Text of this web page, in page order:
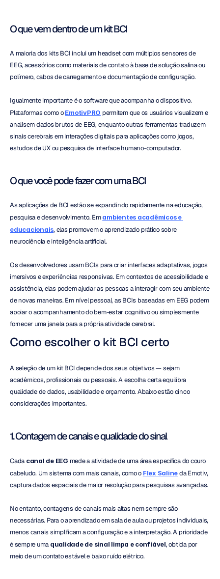
O que vem dentro de um kit BCI
A maioria dos kits BCI inclui um headset com múltiplos sensores de
EEG, acessórios como materiais de contato à base de solução salina ou
polímero, cabos de carregamento e documentação de configuração.
Igualmente importante é o software que acompanha o dispositivo.
Plataformas como o EmotivPRO permitem que os usuários visualizem e
analisem dados brutos de EEG, enquanto outras ferramentas traduzem
sinais cerebrais em interações digitais para aplicações como jogos,
estudos de UX ou pesquisa de interface humano-computador.
O que você pode fazer com uma BCI
As aplicações de BCI estão se expandindo rapidamente na educação,
pesquisa e desenvolvimento. Em ambientes acadêmicos e
educacionais, elas promovem o aprendizado prático sobre
neurociência e inteligência artificial.
Os desenvolvedores usam BCIs para criar interfaces adaptativas, jogos
imersivos e experiências responsivas. Em contextos de acessibilidade e
assistência, elas podem ajudar as pessoas a interagir com seu ambiente
de novas maneiras. Em nível pessoal, as BCIs baseadas em EEG podem
apoiar o acompanhamento do bem-estar cognitivo ou simplesmente
fornecer uma janela para a própria atividade cerebral.
Como escolher o kit BCI certo
A seleção de um kit BCI depende dos seus objetivos — sejam
acadêmicos, profissionais ou pessoais. A escolha certa equilibra
qualidade de dados, usabilidade e orçamento. Abaixo estão cinco
considerações importantes.
1. Contagem de canais e qualidade do sinal
Cada canal de EEG mede a atividade de uma área específica do couro
cabeludo. Um sistema com mais canais, como o Flex Saline da Emotiv,
captura dados espaciais de maior resolução para pesquisas avançadas.
No entanto, contagens de canais mais altas nem sempre são
necessárias. Para o aprendizado em sala de aula ou projetos individuais,
menos canais simplificam a configuração e a interpretação. A prioridade
é sempre uma qualidade de sinal limpa e confiável, obtida por
meio de um contato estável e baixo ruído elétrico.